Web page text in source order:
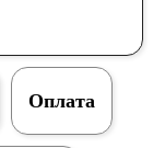
Оплата